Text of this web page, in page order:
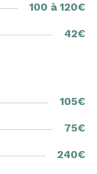
100 à 120€
42€
105€
75€
240€